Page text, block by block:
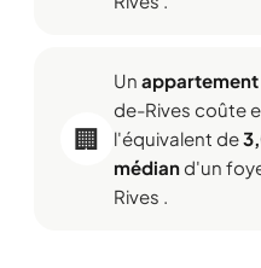
🏢
Un appartement
de-Rives coûte
l'équivalent de
médiand'un
Rives .